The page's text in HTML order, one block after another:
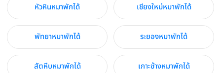
หัวหินหมาพักได้ เชียงใหม่หมาพักได้
พัทยาหมาพักได้ ระยองหมาพักได้
สัตหีบหมาพักได้ เกาะช้างหมาพักได้